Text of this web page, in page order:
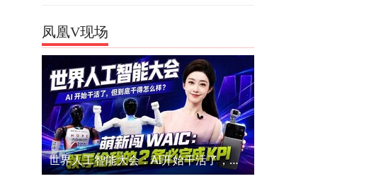
凤凰V现场
世界人工智能大会：AI开始干活了，但到底干的怎么样？萌新闯WAIC